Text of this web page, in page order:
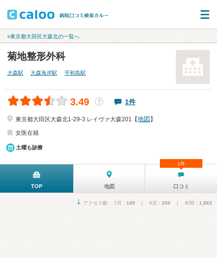
«東京都大田区大森北の一覧へ
菊地整形外科
大森駅 大森海岸駅 平和島駅
3.49 ？ 1件
東京都大田区大森北1-29-3 レイヴァ大森201【地図 】
女医在籍
土曜も診療
TOP 地図 口コミ
1件
アクセス数 7月： 189 | 6月： 200 | 年間： 1,863